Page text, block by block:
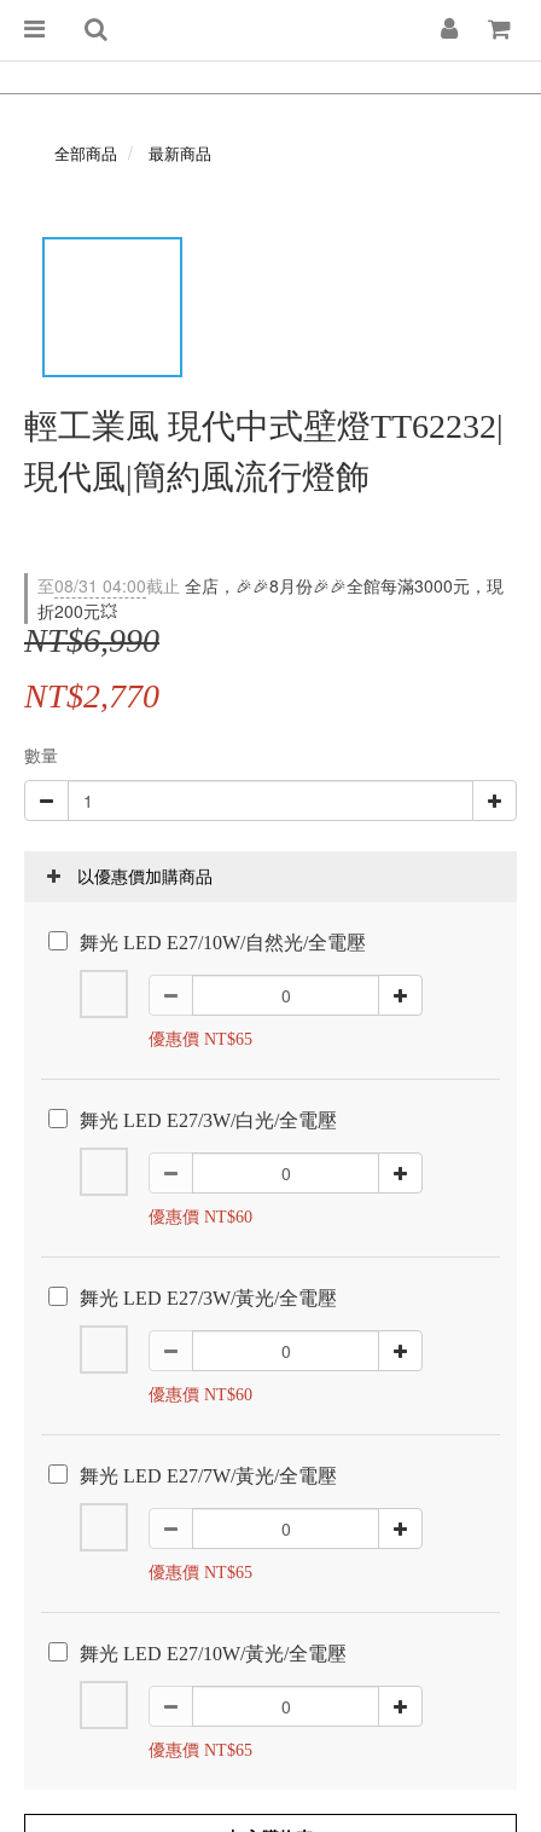
全部商品 最新商品
輕工業風 現代中式壁燈TT62232|
現代風|簡約風流行燈飾
至08/31 04:00截止 全店，🎉🎉8月份🎉🎉全館每滿3000元，現
折200元💥
NT$6,990
NT$2,770
數量
以優惠價加購商品
舞光 LED E27/10W/自然光/全電壓
優惠價 NT$65
舞光 LED E27/3W/白光/全電壓
優惠價 NT$60
舞光 LED E27/3W/黃光/全電壓
優惠價 NT$60
舞光 LED E27/7W/黃光/全電壓
優惠價 NT$65
舞光 LED E27/10W/黃光/全電壓
優惠價 NT$65